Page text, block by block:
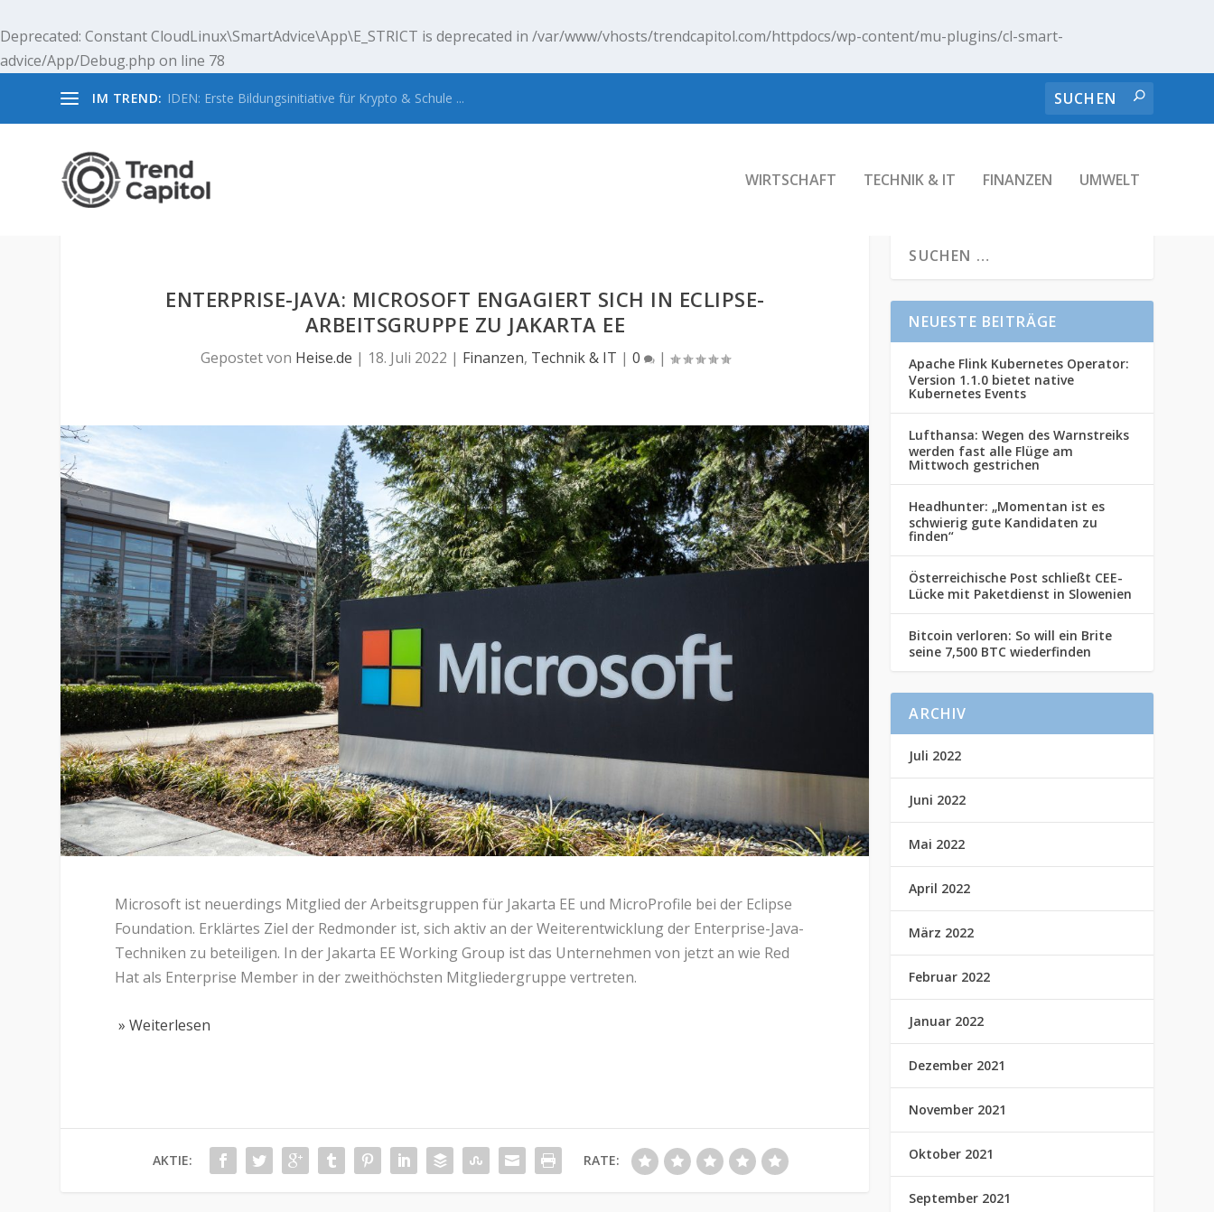
Deprecated: Constant CloudLinux\SmartAdvice\App\E_STRICT is deprecated in /var/www/vhosts/trendcapitol.com/httpdocs/wp-content/mu-plugins/cl-smart-
advice/App/Debug.php on line 78
IM TREND: IDEN: Erste Bildungsinitiative für Krypto & Schule ...
WIRTSCHAFT TECHNIK & IT FINANZEN UMWELT
ENTERPRISE-JAVA: MICROSOFT ENGAGIERT SICH IN ECLIPSE-
ARBEITSGRUPPE ZU JAKARTA EE
Gepostet von Heise.de | 18. Juli 2022 | Finanzen, Technik & IT | 0 |
Microsoft ist neuerdings Mitglied der Arbeitsgruppen für Jakarta EE und MicroProfile bei der Eclipse
Foundation. Erklärtes Ziel der Redmonder ist, sich aktiv an der Weiterentwicklung der Enterprise-Java-
Techniken zu beteiligen. In der Jakarta EE Working Group ist das Unternehmen von jetzt an wie Red
Hat als Enterprise Member in der zweithöchsten Mitgliedergruppe vertreten.
» Weiterlesen
AKTIE: RATE:
NEUESTE BEITRÄGE
Apache Flink Kubernetes Operator:
Version 1.1.0 bietet native
Kubernetes Events
Lufthansa: Wegen des Warnstreiks
werden fast alle Flüge am
Mittwoch gestrichen
Headhunter: „Momentan ist es
schwierig gute Kandidaten zu
finden“
Österreichische Post schließt CEE-
Lücke mit Paketdienst in Slowenien
Bitcoin verloren: So will ein Brite
seine 7,500 BTC wiederfinden
ARCHIV
Juli 2022
Juni 2022
Mai 2022
April 2022
März 2022
Februar 2022
Januar 2022
Dezember 2021
November 2021
Oktober 2021
September 2021